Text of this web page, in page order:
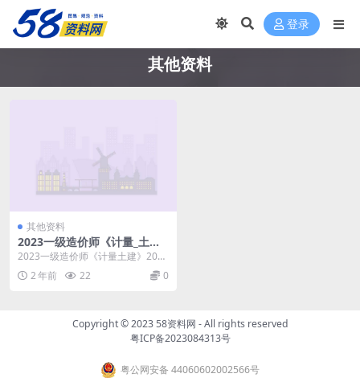
登录
其他资料
其他资料
2023一级造价师《计量_土
建》2022真题及答案解析-202
2023一级造价师《计量土建》2022
真题及答案解析孙琦精校解析.2022
停考地...
2 年前 22 0
Copyright © 2023 58资料网 - All rights reserved
粤ICP备2023084313号
粤公网安备 44060602002566号